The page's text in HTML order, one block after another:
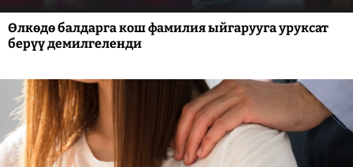
Өлкөдө балдарга кош фамилия ыйгарууга уруксат
берүү демилгеленди